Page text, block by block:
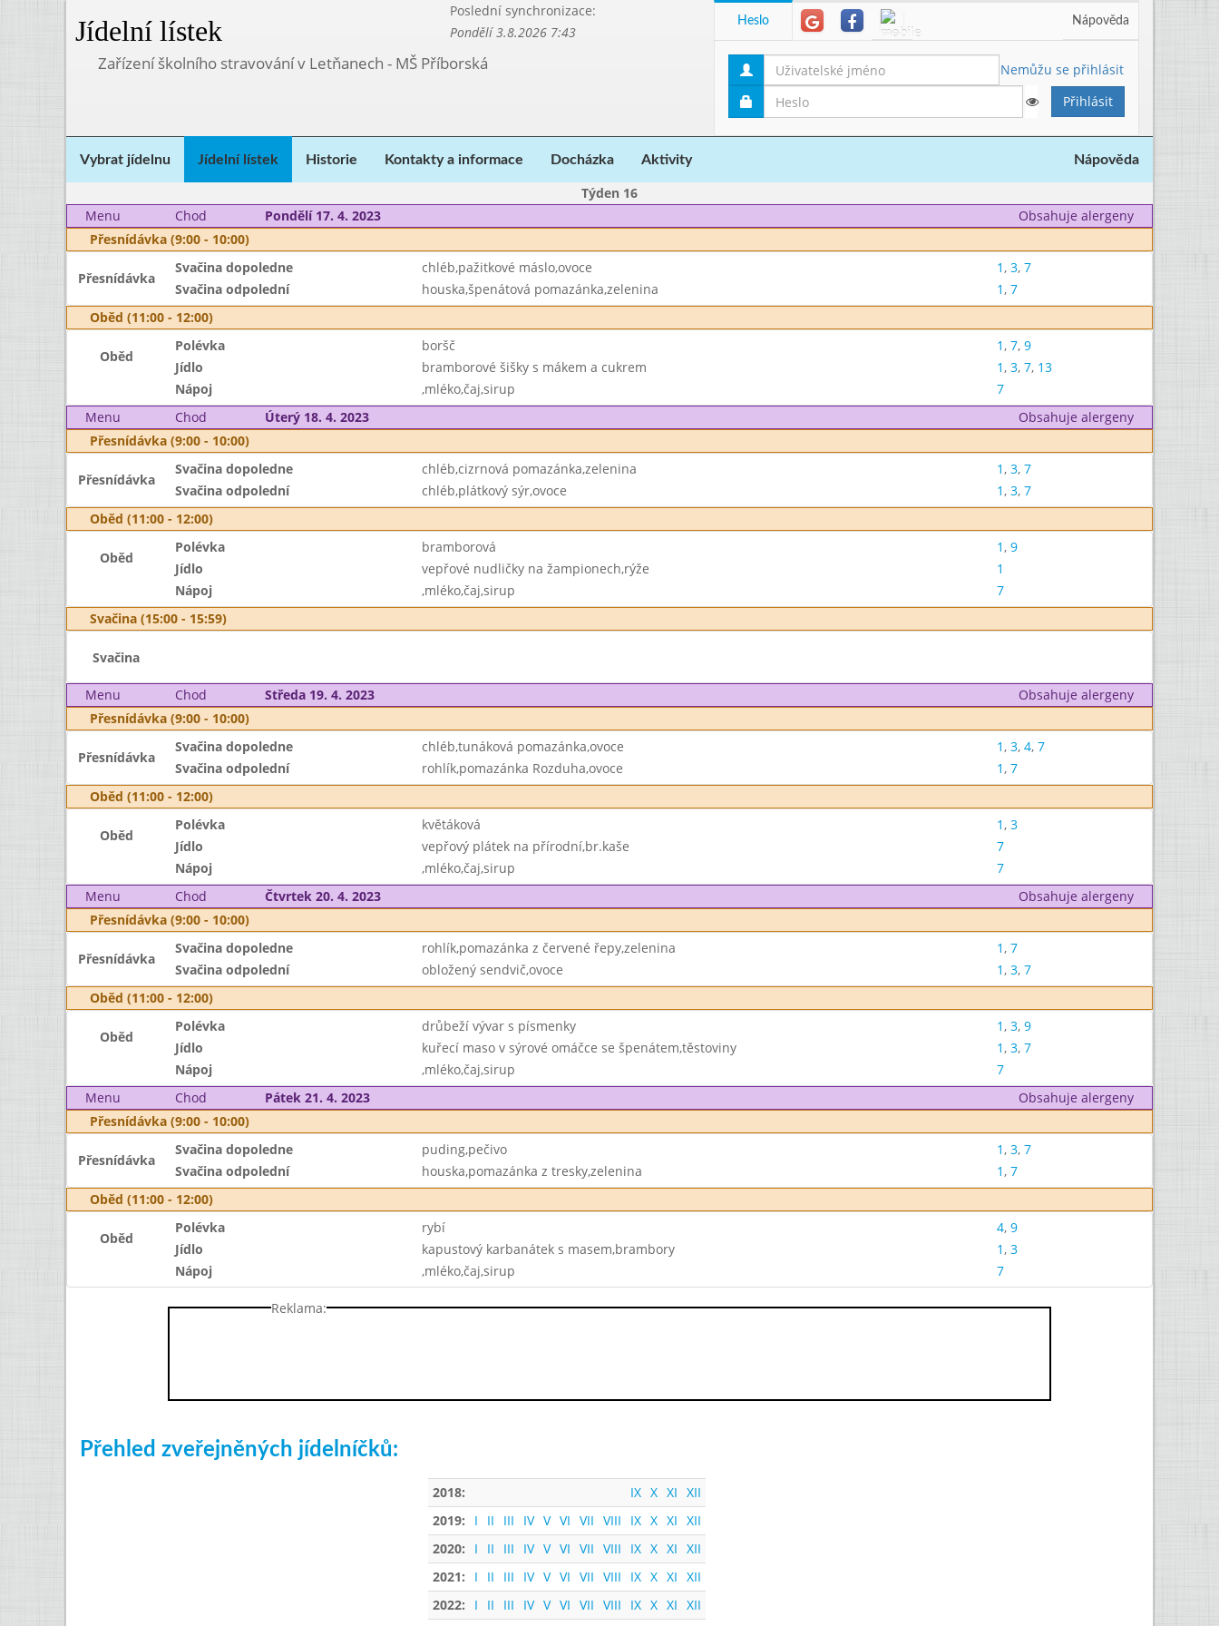
Jídelní lístek
Poslední synchronizace:
Pondělí 3.8.2026 7:43
Zařízení školního stravování v Letňanech - MŠ Příborská
Heslo Nápověda
Nemůžu se přihlásit
Vybrat jídelnu Jídelní lístek Historie Kontakty a informace Docházka Aktivity Nápověda
Týden 16
Menu
Chod Pondělí 17. 4. 2023
Obsahuje alergeny
Přesnídávka (9:00 - 10:00)
Přesnídávka
Svačina dopoledne chléb,pažitkové máslo,ovoce 1, 3, 7
Svačina odpolední
houska,špenátová pomazánka,zelenina 1, 7
Oběd (11:00 - 12:00)
Oběd
Polévka boršč 1, 7, 9
Jídlo
bramborové šišky s mákem a cukrem 1, 3, 7, 13
Nápoj
,mléko,čaj,sirup
7
Menu
Chod Úterý 18. 4. 2023
Obsahuje alergeny
Přesnídávka (9:00 - 10:00)
Přesnídávka
Svačina dopoledne chléb,cizrnová pomazánka,zelenina 1, 3, 7
Svačina odpolední
chléb,plátkový sýr,ovoce 1, 3, 7
Oběd (11:00 - 12:00)
Oběd
Polévka bramborová 1, 9
Jídlo
vepřové nudličky na žampionech,rýže
1
Nápoj
,mléko,čaj,sirup
7
Svačina (15:00 - 15:59)
Svačina
Menu Chod Středa 19. 4. 2023
Obsahuje alergeny
Přesnídávka (9:00 - 10:00)
Přesnídávka
Svačina dopoledne chléb,tunáková pomazánka,ovoce 1, 3, 4, 7
Svačina odpolední
rohlík,pomazánka Rozduha,ovoce 1, 7
Oběd (11:00 - 12:00)
Oběd
Polévka květáková 1, 3
Jídlo
vepřový plátek na přírodní,br.kaše
7
Nápoj
,mléko,čaj,sirup
7
Menu
Chod Čtvrtek 20. 4. 2023
Obsahuje alergeny
Přesnídávka (9:00 - 10:00)
Přesnídávka
Svačina dopoledne rohlík,pomazánka z červené řepy,zelenina 1, 7
Svačina odpolední
obložený sendvič,ovoce 1, 3, 7
Oběd (11:00 - 12:00)
Oběd
Polévka drůbeží vývar s písmenky 1, 3, 9
Jídlo
kuřecí maso v sýrové omáčce se špenátem,těstoviny 1, 3, 7
Nápoj
,mléko,čaj,sirup
7
Menu
Chod Pátek 21. 4. 2023
Obsahuje alergeny
Přesnídávka (9:00 - 10:00)
Přesnídávka
Svačina dopoledne puding,pečivo 1, 3, 7
Svačina odpolední
houska,pomazánka z tresky,zelenina 1, 7
Oběd (11:00 - 12:00)
Oběd
Polévka rybí 4, 9
Jídlo
kapustový karbanátek s masem,brambory 1, 3
Nápoj
,mléko,čaj,sirup 7
Reklama:
Přehled zveřejněných jídelníčků:
2018: IX X XI XII
2019:
I II III IV V VI VII VIII IX X XI XII
2020:
I II III IV V VI VII VIII IX X XI XII
2021:
I II III IV V VI VII VIII IX X XI XII
2022:
I II III IV V VI VII VIII IX X XI XII